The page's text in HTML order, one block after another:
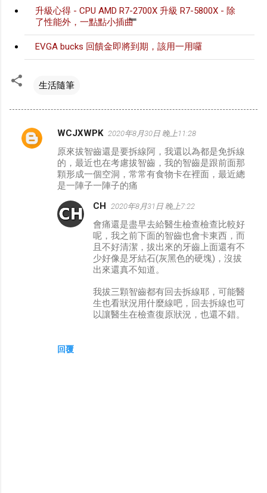
升級心得 - CPU AMD R7-2700X 升級 R7-5800X - 除
了性能外，一點點小插曲
EVGA bucks 回饋金即將到期，該用一用囉
生活隨筆
留
WCJXWPK 2020年8月30日 晚上11:28
原來拔智齒還是要拆線阿，我還以為都是免拆線
的，最近也在考慮拔智齒，我的智齒是跟前面那
顆形成一個空洞，常常有食物卡在裡面，最近總
是一陣子一陣子的痛
回覆
CH 2020年8月31日 晚上7:22
會痛還是盡早去給醫生檢查檢查比較好
呢，我之前下面的智齒也會卡東西，而
且不好清潔，拔出來的牙齒上面還有不
少好像是牙結石(灰黑色的硬塊)，沒拔
出來還真不知道。
我拔三顆智齒都有回去拆線耶，可能醫
生也看狀況用什麼線吧，回去拆線也可
以讓醫生在檢查復原狀況，也還不錯。